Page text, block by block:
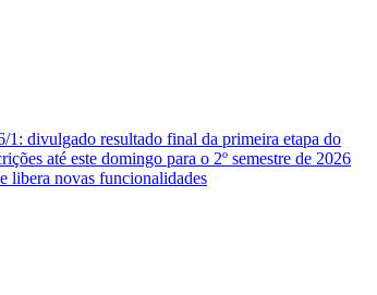
1: divulgado resultado final da primeira etapa do
até este domingo para o 2º semestre de 2026
libera novas funcionalidades